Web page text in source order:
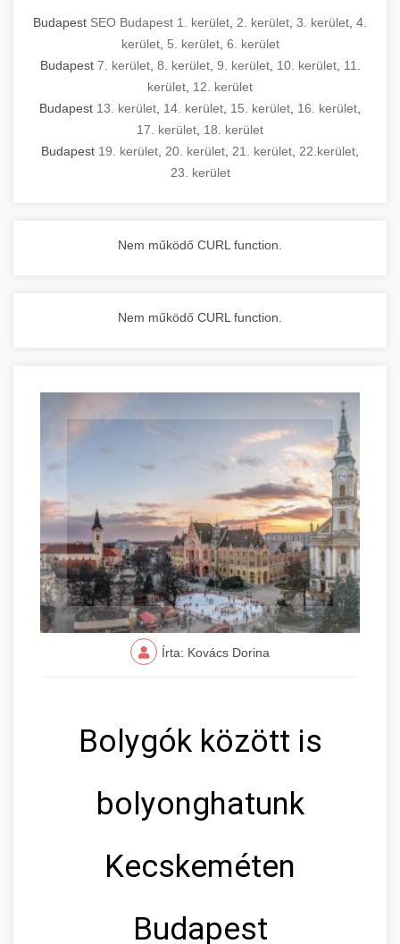
Budapest SEO Budapest 1. kerület 2. kerület 3. kerület 4.
kerület, 5. kerület, 6. kerület
Budapest 7. kerület, 8. kerület, 9. kerület, 10. kerület, 11.
kerület 12. kerület
Budapest 13. kerület 14. kerület 15. kerület 16. kerület
17. kerület 18. kerület
Budapest 19. kerület 20. kerület 21. kerület 22.kerület
23. kerület
Nem működő CURL function.
Nem működő CURL function.
Írta: Kovács Dorina
Bolygók között is
bolyonghatunk
Kecskeméten
Budapest